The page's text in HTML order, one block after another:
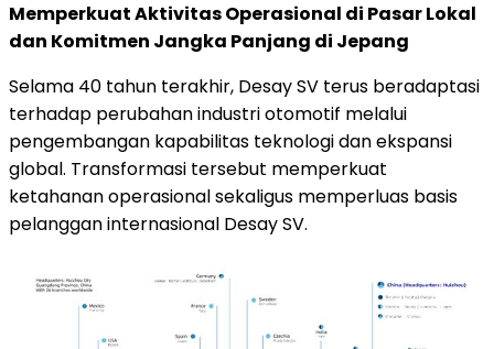
Memperkuat Aktivitas Operasional di Pasar Lokal
dan Komitmen Jangka Panjang di Jepang
Selama 40 tahun terakhir, Desay SV terus beradaptasi
terhadap perubahan industri otomotif melalui
pengembangan kapabilitas teknologi dan ekspansi
global. Transformasi tersebut memperkuat
ketahanan operasional sekaligus memperluas basis
pelanggan internasional Desay SV.